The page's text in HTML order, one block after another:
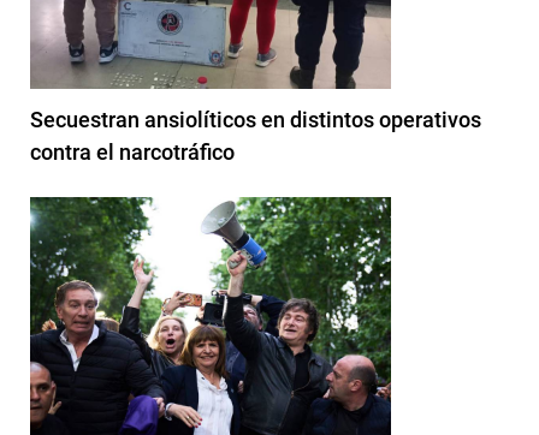
Secuestran ansiolíticos en distintos operativos
contra el narcotráfico